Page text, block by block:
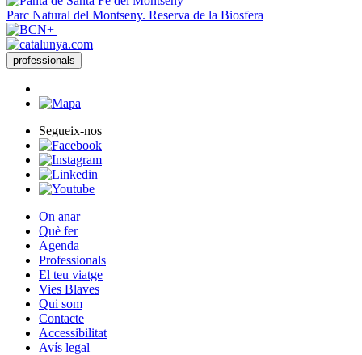
Parc Natural del Montseny. Reserva de la Biosfera
professionals
Segueix-nos
On anar
Què fer
Agenda
Professionals
El teu viatge
Vies Blaves
Qui som
Contacte
Accessibilitat
Avís legal